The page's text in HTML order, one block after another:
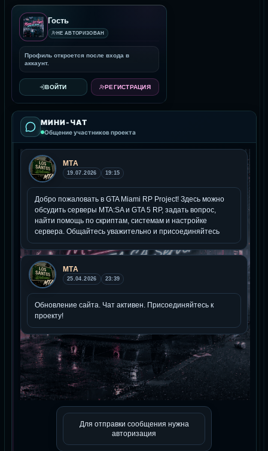
Гость
НЕ АВТОРИЗОВАН
Профиль откроется после входа в
аккаунт.
ВОЙТИ РЕГИСТРАЦИЯ
МИНИ-ЧАТ
Общение участников проекта
Для отправки сообщения нужна
авторизация